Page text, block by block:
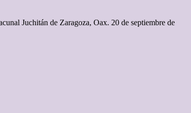
Juchitán de Zaragoza, Oax. 20 de septiembre de